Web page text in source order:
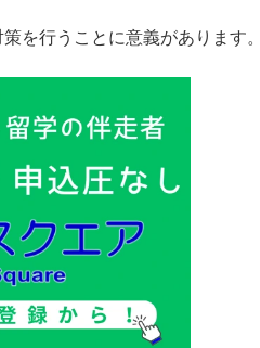
を行うことに意義があります。